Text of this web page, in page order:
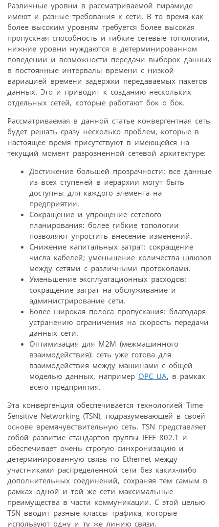
Различные уровни в рассматриваемой пирамиде
имеют и разные требования к сети. В то время как
более высоким уровням требуется более высокая
пропускная способность и гибкие сетевые топологии,
нижние уровни нуждаются в детерминированном
поведении и возможности передачи выборок данных
в постоянные интервалы времени с низкой
вариацией времени задержки передаваемых пакетов
данных. Это и приводит к созданию нескольких
отдельных сетей, которые работают бок о бок.
Рассматриваемая в данной статье конвергентная сеть
будет решать сразу несколько проблем, которые в
настоящее время присутствуют в имеющейся на
текущий момент разрозненной сетевой архитектуре:
Достижение большей прозрачности: все данные
из всех ступеней в иерархии могут быть
доступны для каждого элемента на
предприятии.
Сокращение и упрощение сетевого
планирования: более гибкие топологии
позволяют упростить внесение изменений.
Снижение капитальных затрат: сокращение
числа кабелей; уменьшение количества шлюзов
между сетями с различными протоколами.
Уменьшение эксплуатационных расходов:
сокращение затрат на обслуживание и
администрирование сети.
Более широкая полоса пропускания: благодаря
устранению ограничения на скорость передачи
данных сети.
Оптимизация для M2M (межмашинного
взаимодействия): сеть уже готова для
взаимодействия между машинами с общей
моделью данных, например OPC UA, в рамках
всего предприятия.
Эта конвергенция обеспечивается технологией Time
Sensitive Networking (TSN), подразумевающей в своей
основе времячувствительную сеть. TSN представляет
собой развитие стандартов группы IEEE 802.1 и
обеспечивает очень строгую синхронизацию и
детерминированную связь по Ethernet между
участниками распределенной сети без каких-либо
дополнительных соединений, сохраняя тем самым в
рамках одной и той же сети максимальные
преимущества в части коммуникации. С этой целью
TSN вводит разные классы трафика, которые
используют одну и ту же линию связи.